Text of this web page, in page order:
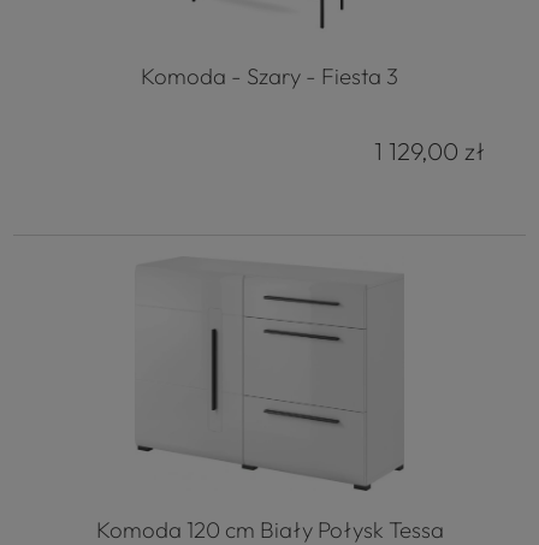
Komoda - Szary - Fiesta 3
1 129,00 zł
Komoda 120 cm Biały Połysk Tessa